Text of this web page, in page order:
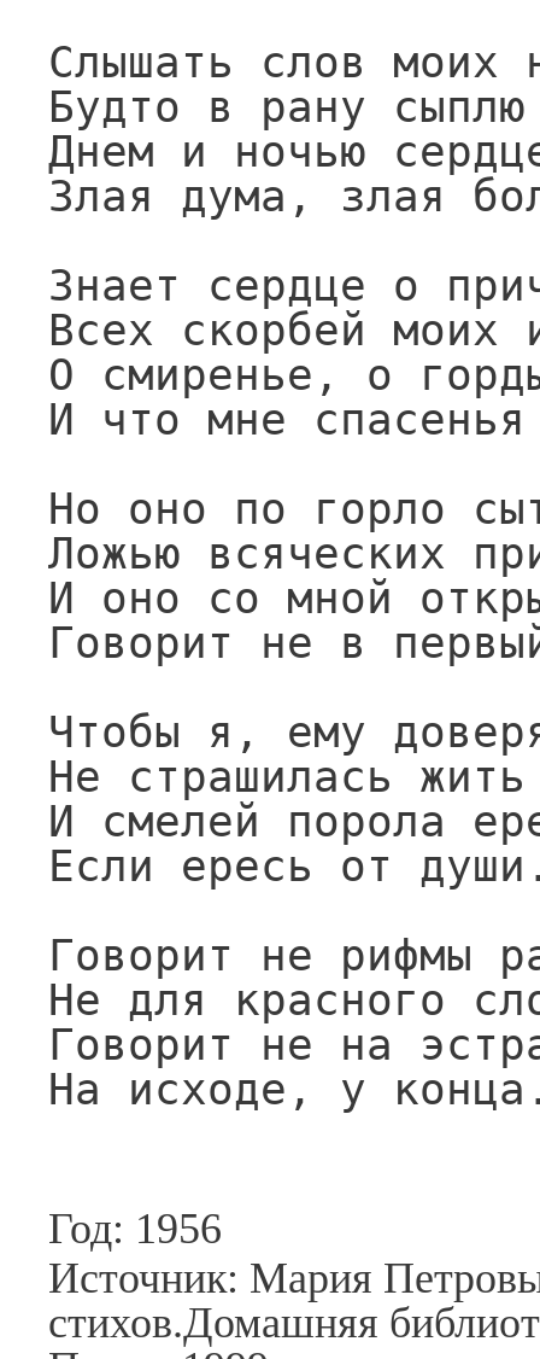
Слышать слов моих
Будто в рану
Днем и ночью
Злая дума, злая
Знает сердце о
Всех скорбей моих
О смиренье, о
И что мне
Но оно по горло
Ложью всяческих
И оно со мной
Говорит не в
Чтобы я, ему
Не страшилась
И смелей порола
Если ересь от
Говорит не рифмы
Не для красного
Говорит не на
На исходе, у
Год: 1956
Источник: Мария
стихов.Домашняя